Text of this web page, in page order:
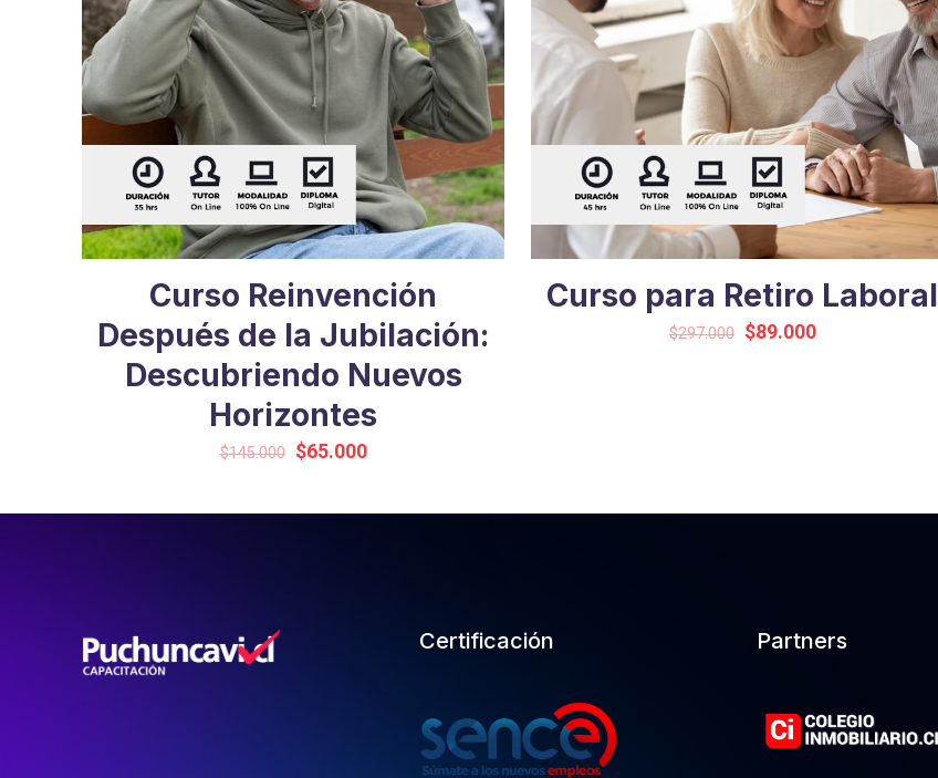
Curso Reinvención
Después de la Jubilación:
Descubriendo Nuevos
Horizontes
$145.000
Original
$65.000Current
Curso para Retiro Laboral
$297.000 Original
$89.000Current
Certificación Partners